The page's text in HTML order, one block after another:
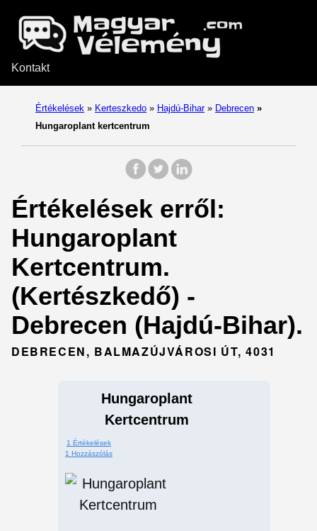
Kontakt
Értékelések » Kerteszkedo » Hajdú-Bihar » Debrecen »
Hungaroplant kertcentrum
Értékelések erről:
Hungaroplant
Kertcentrum.
(Kertészkedő) -
Debrecen (Hajdú-Bihar).
DEBRECEN, BALMAZÚJVÁROSI ÚT, 4031
Hungaroplant
Kertcentrum
1 Értékelések
1 Hozzászólás